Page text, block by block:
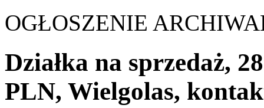
OGŁOSZENIE
Działka na sprzedaż,
PLN, Wielgolas,